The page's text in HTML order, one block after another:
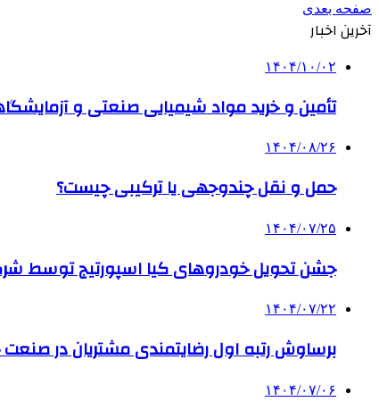
صفحه بعدی
آخرین اخبار
۱۴۰۴/۱۰/۰۲
تأمین و خرید مواد شیمیایی صنعتی و
۱۴۰۴/۰۸/۲۶
حمل و نقل چندوجهی یا ترکیبی چیست؟
۱۴۰۴/۰۷/۲۵
جشن تحویل خودروهای کیا اسپورتیج توسط
۱۴۰۴/۰۷/۲۲
برساوش رتبه اول رضایتمندی مشتریان در
۱۴۰۴/۰۷/۰۶